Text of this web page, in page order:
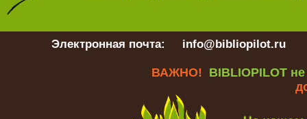
Электронная почта: info@bibliopilot.ru
ВАЖНО! BIBLIOPILOT